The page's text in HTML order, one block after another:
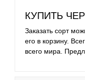
КУПИТЬ
Заказать сорт
его в корзину.
всего мира.